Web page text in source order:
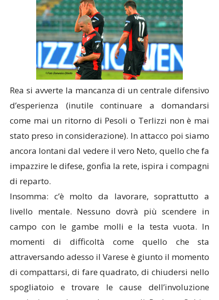
Rea si avverte la mancanza di un centrale difensivo
d’esperienza (inutile continuare a domandarsi
come mai un ritorno di Pesoli o Terlizzi non è mai
stato preso in considerazione). In attacco poi siamo
ancora lontani dal vedere il vero Neto, quello che fa
impazzire le difese, gonfia la rete, ispira i compagni
di reparto.
Insomma: c’è molto da lavorare, soprattutto a
livello mentale. Nessuno dovrà più scendere in
campo con le gambe molli e la testa vuota. In
momenti di difficoltà come quello che sta
attraversando adesso il Varese è giunto il momento
di compattarsi, di fare quadrato, di chiudersi nello
spogliatoio e trovare le cause dell’involuzione